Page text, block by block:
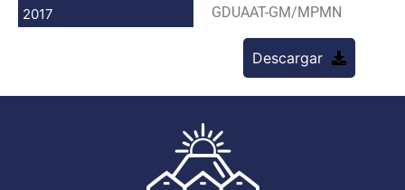
2017
GDUAAT-GM/MPMN
Descargar